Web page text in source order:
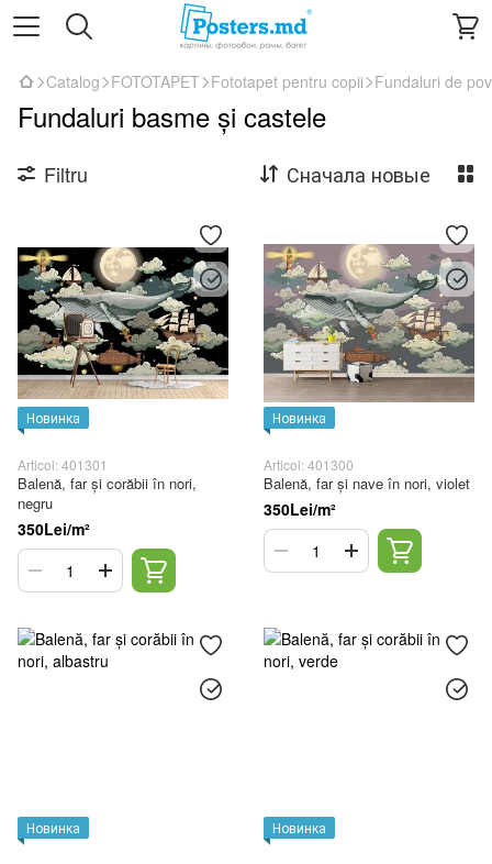
Catalog FOTOTAPET Fototapet pentru copii Fundaluri de
Fundaluri basme și castele
Filtru Сначала новые
Новинка
Articol: 401301
Balenă, far și corăbii în nori,
negru
350Lei/m²
Новинка
Articol: 401300
Balenă, far și nave în nori, violet
350Lei/m²
Новинка Новинка